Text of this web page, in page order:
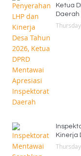
Ketua
Daerah
Kinerja